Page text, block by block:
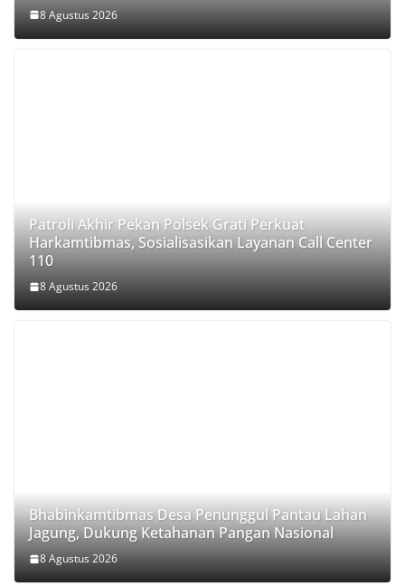
8 Agustus 2026
Patroli Akhir Pekan Polsek Grati Perkuat
Harkamtibmas, Sosialisasikan Layanan Call Center
110
8 Agustus 2026
Bhabinkamtibmas Desa Penunggul Pantau Lahan
Jagung, Dukung Ketahanan Pangan Nasional
8 Agustus 2026